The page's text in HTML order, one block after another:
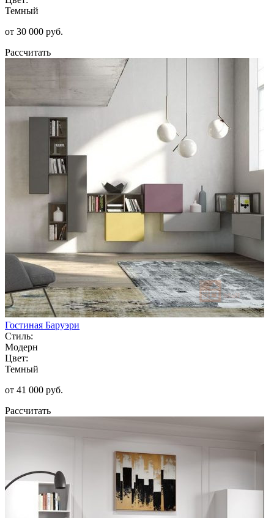
Темный
от 30 000 руб.
Рассчитать
Гостиная Баруэри
Стиль:
Модерн
Цвет:
Темный
от 41 000 руб.
Рассчитать